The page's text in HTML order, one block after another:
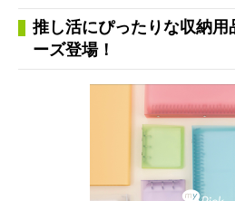
推し活にぴったりな収納用
ーズ登場！